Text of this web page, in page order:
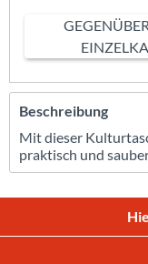
Beschreibung
Mit dieser
praktisch und